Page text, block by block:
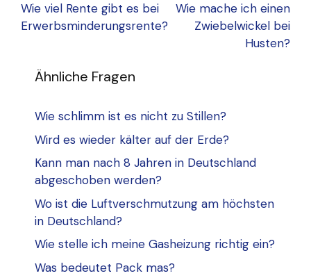
Wie viel Rente gibt es bei
Erwerbsminderungsrente?
Wie mache ich einen
Zwiebelwickel bei
Husten?
Ähnliche Fragen
Wie schlimm ist es nicht zu Stillen?
Wird es wieder kälter auf der Erde?
Kann man nach 8 Jahren in Deutschland
abgeschoben werden?
Wo ist die Luftverschmutzung am höchsten
in Deutschland?
Wie stelle ich meine Gasheizung richtig ein?
Was bedeutet Pack mas?